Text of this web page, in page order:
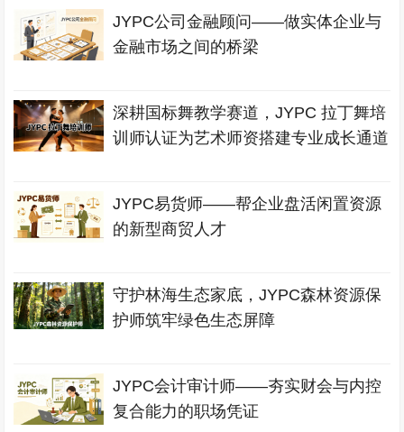
JYPC公司金融顾问——做实体企业与
金融市场之间的桥梁
深耕国标舞教学赛道，JYPC 拉丁舞培
训师认证为艺术师资搭建专业成长通道
JYPC易货师——帮企业盘活闲置资源
的新型商贸人才
守护林海生态家底，JYPC森林资源保
护师筑牢绿色生态屏障
JYPC会计审计师——夯实财会与内控
复合能力的职场凭证